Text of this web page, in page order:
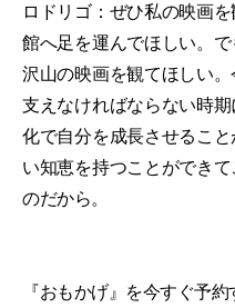
ロドリゴ：ぜひ私の映画
館へ足を運んでほしい。
沢山の映画を観てほしい
支えなければならない時
化で自分を成長させるこ
い知恵を持つことができ
のだから。
『おもかげ』を今すぐ予約